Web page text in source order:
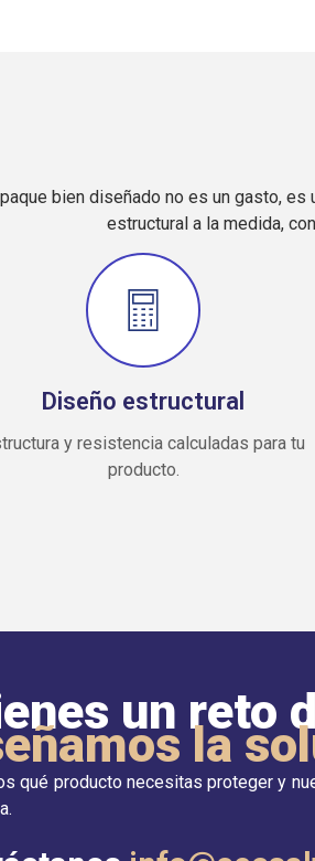
bien diseñado no es un gasto,
estructural a la medida,
Diseño estructural
y resistencia calculadas para tu
producto.
un reto
la
qué producto necesitas proteger y